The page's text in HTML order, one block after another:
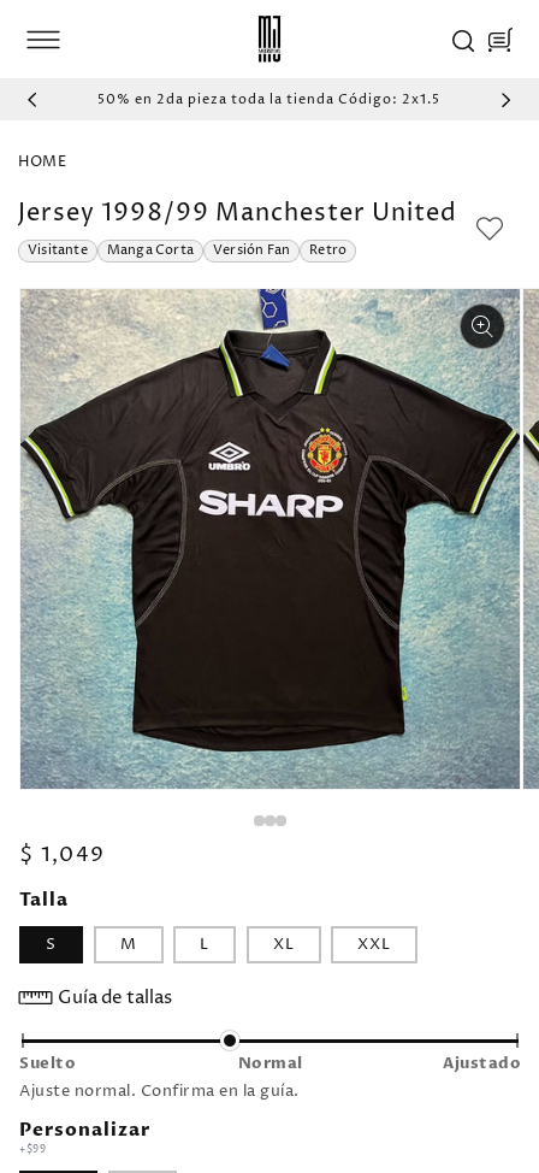
AL CONTENIDO
Carrito
50% en 2da pieza toda la tienda Código: 2x1.5
HOME
Jersey 1998/99 Manchester United
Visitante Manga Corta Versión Fan Retro
IR
A LA
INFORMACIÓN
DEL PRODUCTO
Precio
habitual
$ 1,049
Talla
S M L XL XXL
Guía de tallas
Suelto Normal Ajustado
Ajuste normal. Confirma en la guía.
Personalizar
+$99